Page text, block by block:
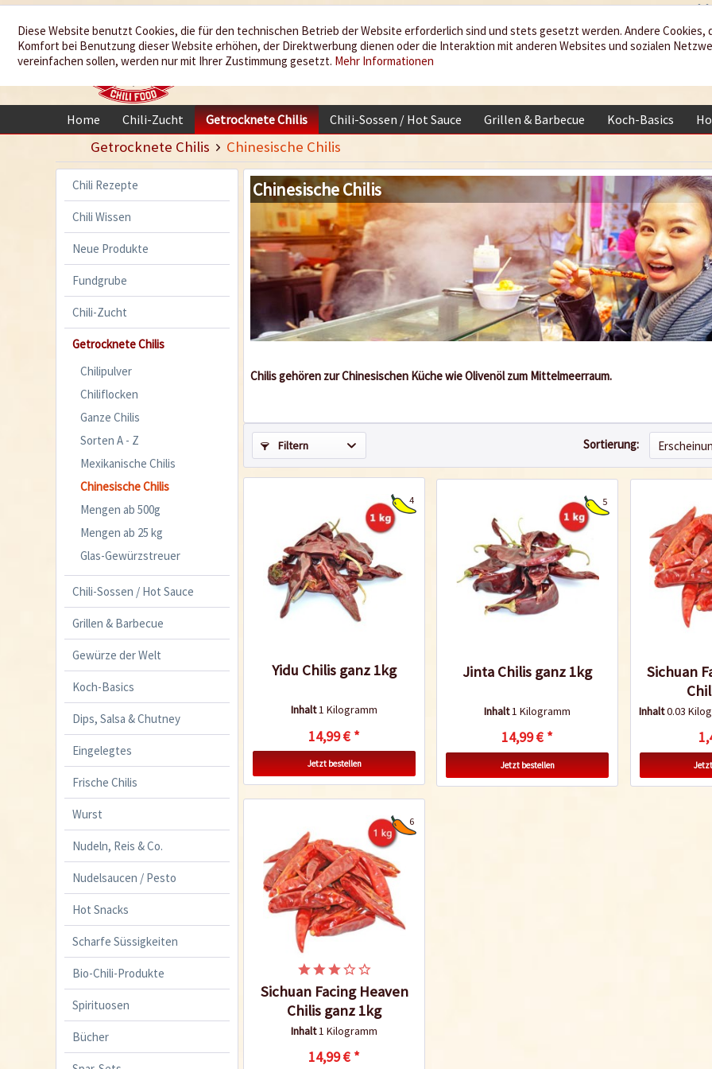
Wir würzen
Ihr Leben
Home Chili-Zucht Getrocknete Chilis Chili-Sossen / Hot Sauce Grillen & Barbecue Koch-Basics
Getrocknete Chilis Chinesische Chilis
Chili Rezepte
Chili Wissen
Neue Produkte
Fundgrube
Chili-Zucht
Getrocknete Chilis
Chilipulver
Chiliflocken
Ganze Chilis
Sorten A - Z
Mexikanische Chilis
Chinesische Chilis
Mengen ab 500g
Mengen ab 25 kg
Glas-Gewürzstreuer
Chili-Sossen / Hot Sauce
Grillen & Barbecue
Gewürze der Welt
Koch-Basics
Dips, Salsa & Chutney
Eingelegtes
Frische Chilis
Wurst
Nudeln, Reis & Co.
Nudelsaucen / Pesto
Hot Snacks
Scharfe Süssigkeiten
Bio-Chili-Produkte
Spirituosen
Bücher
Chinesische Chilis
Chilis gehören zur Chinesischen Küche wie Olivenöl zum Mittelmeerraum.
Filtern Sortierung:
4
Yidu Chilis ganz 1kg
Inhalt1 Kilogramm
14,99 € *
Jetzt bestellen
5
Jinta Chilis ganz 1kg
Inhalt1 Kilogramm
14,99 € *
Jetzt bestellen
Sichuan
Inhalt0.03
6
Sichuan Facing Heaven
Chilis ganz 1kg
Inhalt1 Kilogramm
14,99 € *
Diese Website benutzt Cookies, die für den technischen Betrieb der Website erforderlich sind und stets gesetzt werden. Andere Cookies,
Komfort bei Benutzung dieser Website erhöhen, der Direktwerbung dienen oder die Interaktion mit anderen Websites und sozialen
vereinfachen sollen, werden nur mit Ihrer Zustimmung gesetzt. Mehr Informationen